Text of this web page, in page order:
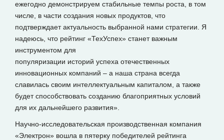
ежегодно демонстрируем стабильные темпы роста, в том
числе, в части создания новых продуктов, что
подтверждает актуальность выбранной нами стратегии. Я
надеюсь, что рейтинг «ТехУспех» станет важным
инструментом для
популяризации историй успеха отечественных
инновационных компаний – а наша страна всегда
славилась своим интеллектуальным капиталом, а также
будет способствовать созданию благоприятных условий
для их дальнейшего развития».
Научно-исследовательская производственная компания
«Электрон» вошла в пятерку победителей рейтинга